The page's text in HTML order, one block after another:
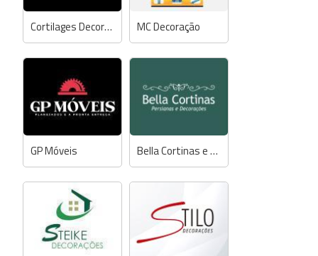
Cortilages Decorações MC Decoração
GP Móveis Bella Cortinas e Decorações